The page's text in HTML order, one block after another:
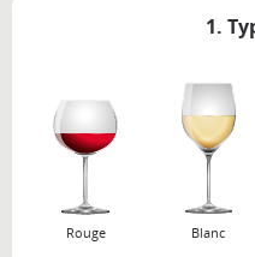
1.
Rouge Blanc